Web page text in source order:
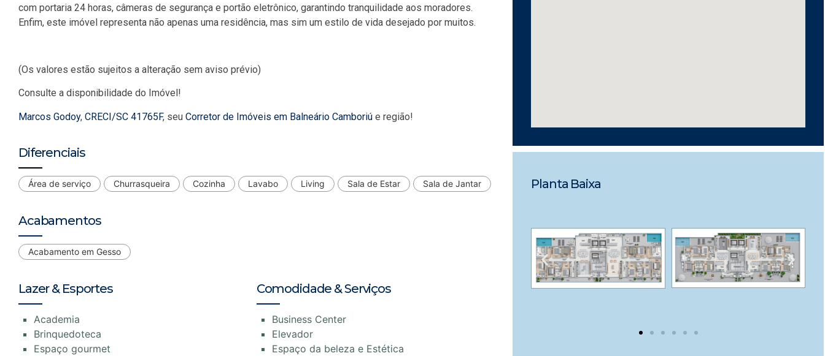
com portaria 24 horas, câmeras de segurança e portão eletrônico, garantindo tranquilidade aos moradores.
Enfim, este imóvel representa não apenas uma residência, mas sim um estilo de vida desejado por muitos.
(Os valores estão sujeitos a alteração sem aviso prévio)
Consulte a disponibilidade do Imóvel!
Marcos Godoy, CRECI/SC 41765F, seu Corretor de Imóveis em Balneário Camboriú e região!
Diferenciais
Área de serviço Churrasqueira Cozinha Lavabo Living Sala de Estar Sala de Jantar
Acabamentos
Acabamento em Gesso
Lazer & Esportes
Academia
Brinquedoteca
Espaço gourmet
Comodidade & Serviços
Business Center
Elevador
Espaço da beleza e Estética
Planta Baixa